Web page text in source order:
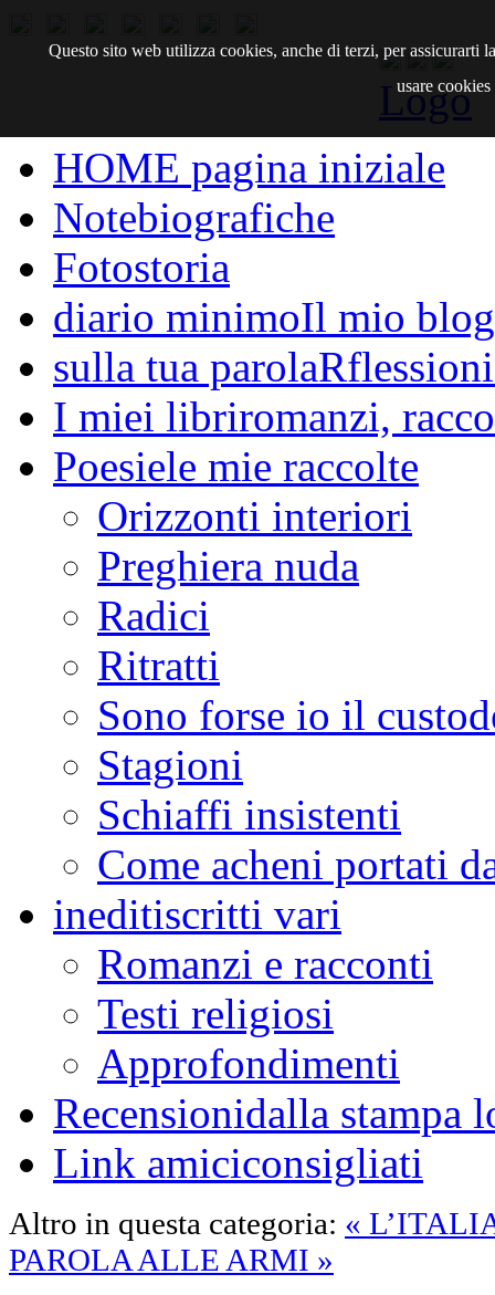
Logo
HOME pagina iniziale
Notebiografiche
Fotostoria
diario minimoIl mio blog
sulla tua parola
I miei libriromanzi,
Poesiele mie raccolte
Orizzonti interiori
Preghiera nuda
Radici
Ritratti
Sono forse io il
Stagioni
Schiaffi insistenti
Come acheni portati
ineditiscritti vari
Romanzi e racconti
Testi religiosi
Approfondimenti
Recensionidalla stampa
Link amiciconsigliati
Altro in questa categoria: «
PAROLA ALLE ARMI »
Questo sito web utilizza cookies, anche di terzi, per assicurarti
usare